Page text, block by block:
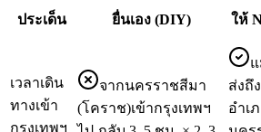
ประเด็น ยื่นเอง (DIY) ให้
เวลาเดิน
ทางเข้า
กรุงเทพฯ
จากนครราชสีมา
(โคราช)เข้ากรุงเทพฯ
ส่งถึ
อำเ